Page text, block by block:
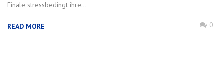
Finale stressbedingt ihre...
READ MORE 0